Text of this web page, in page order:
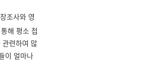
조사와 영
해 평소 접
련하여 많
이 얼마나